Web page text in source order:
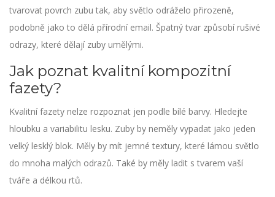
tvarovat povrch zubu tak, aby světlo odráželo přirozeně,
podobně jako to dělá přírodní email. Špatný tvar způsobí rušivé
odrazy, které dělají zuby umělými.
Jak poznat kvalitní kompozitní
fazety?
Kvalitní fazety nelze rozpoznat jen podle bílé barvy. Hledejte
hloubku a variabilitu lesku. Zuby by neměly vypadat jako jeden
velký lesklý blok. Měly by mít jemné textury, které lámou světlo
do mnoha malých odrazů. Také by měly ladit s tvarem vaší
tváře a délkou rtů.